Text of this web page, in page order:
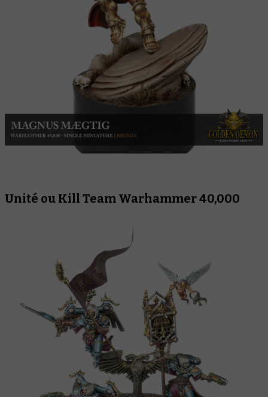
Unité ou Kill Team Warhammer 40,000